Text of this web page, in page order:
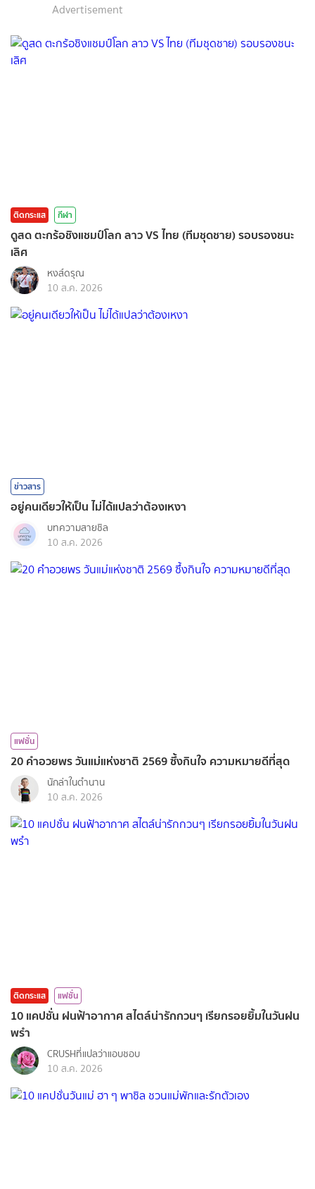
Advertisement
ติดกระแส กีฬา
ดูสด ตะกร้อชิงแชมป์โลก ลาว VS ไทย (ทีมชุดชาย) รอบรองชนะ
เลิศ
หงส์ดรุณ
10 ส.ค. 2026
ข่าวสาร
อยู่คนเดียวให้เป็น ไม่ได้แปลว่าต้องเหงา
บทความสายชิล
10 ส.ค. 2026
แฟชั่น
20 คำอวยพร วันแม่แห่งชาติ 2569 ซึ้งกินใจ ความหมายดีที่สุด
นักล่าในตำนาน
10 ส.ค. 2026
ติดกระแส แฟชั่น
10 แคปชั่น ฝนฟ้าอากาศ สไตล์น่ารักกวนๆ เรียกรอยยิ้มในวันฝน
พรำ
CRUSHที่แปลว่าแอบชอบ
10 ส.ค. 2026